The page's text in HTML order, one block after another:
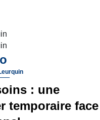
: une
temporaire face